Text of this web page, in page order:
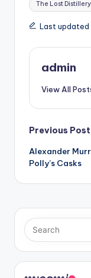
The Lost Distillery
Last updated
admin
View All
Previous Post
Alexander
Polly’s Casks